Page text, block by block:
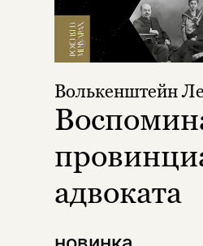
Волькенштейн
адвоката